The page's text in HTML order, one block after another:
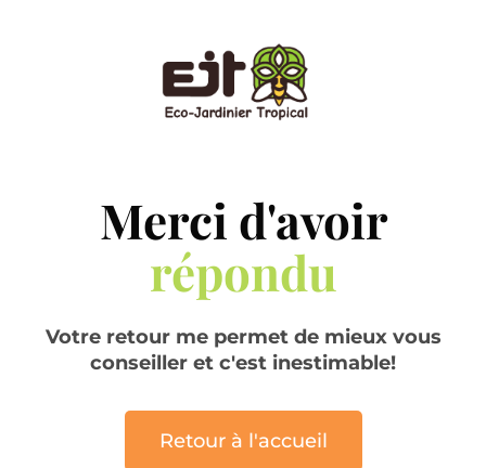
Merci d'avoir
répondu
Votre retour me permet de mieux vous
conseiller et c'est inestimable!
Retour à l'accueil